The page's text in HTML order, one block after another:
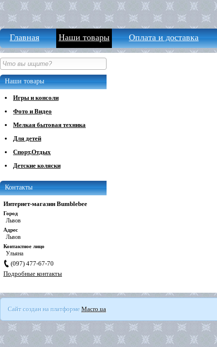
Главная Наши товары Оплата и доставка
Наши товары
Игры и консоли
Фото и Видео
Мелкая бытовая техника
Для детей
Спорт,Отдых
Детские коляски
Контакты
Интернет-магазин Bumblebee
Город
Львов
Адрес
Львов
Контактное лицо
Ульяна
(097) 477-67-70
Подробные контакты
Сайт создан на платформе Macro.ua